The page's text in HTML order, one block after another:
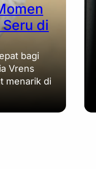
di
bagi
Vrens
menarik di